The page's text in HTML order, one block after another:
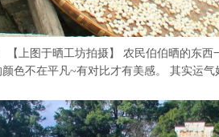
上图于晒工坊拍摄】 农民伯伯晒的东
色不在平凡~有对比才有美感。 其实运